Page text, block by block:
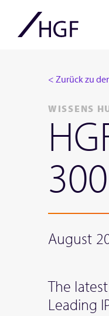
< Zurück zu
WISSENS
August
The
Leading